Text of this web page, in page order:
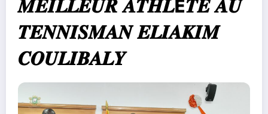
𝑴𝑬𝑰𝑳𝑳𝑬𝑼𝑹 𝑨𝑻𝑯𝑳È𝑻𝑬 𝑨𝑼
𝑻𝑬𝑵𝑵𝑰𝑺𝑴𝑨𝑵 𝑬𝑳𝑰𝑨𝑲𝑰𝑴
𝑪𝑶𝑼𝑳𝑰𝑩𝑨𝑳𝒀